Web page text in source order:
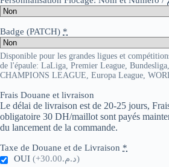
Badge (PATCH) *
Disponible pour les grandes ligues et
de l'épaule: LaLiga, Premier League,
CHAMPIONS LEAGUE, Europa League,
Frais Douane et livraison
Le délai de livraison est de 20-25 jours,
obligatoire 30 DH/maillot sont payés
du lancement de la commande.
Taxe de Douane et de Livraison *
OUI
(+د.م.30.00)